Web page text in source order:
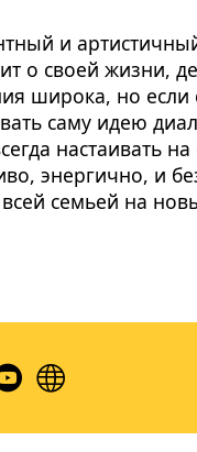
и
о своей жизни,
широка, но если
саму идею
настаивать
энергично, и
семьей на